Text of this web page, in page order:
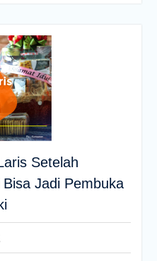
Setelah
Jadi Pembuka